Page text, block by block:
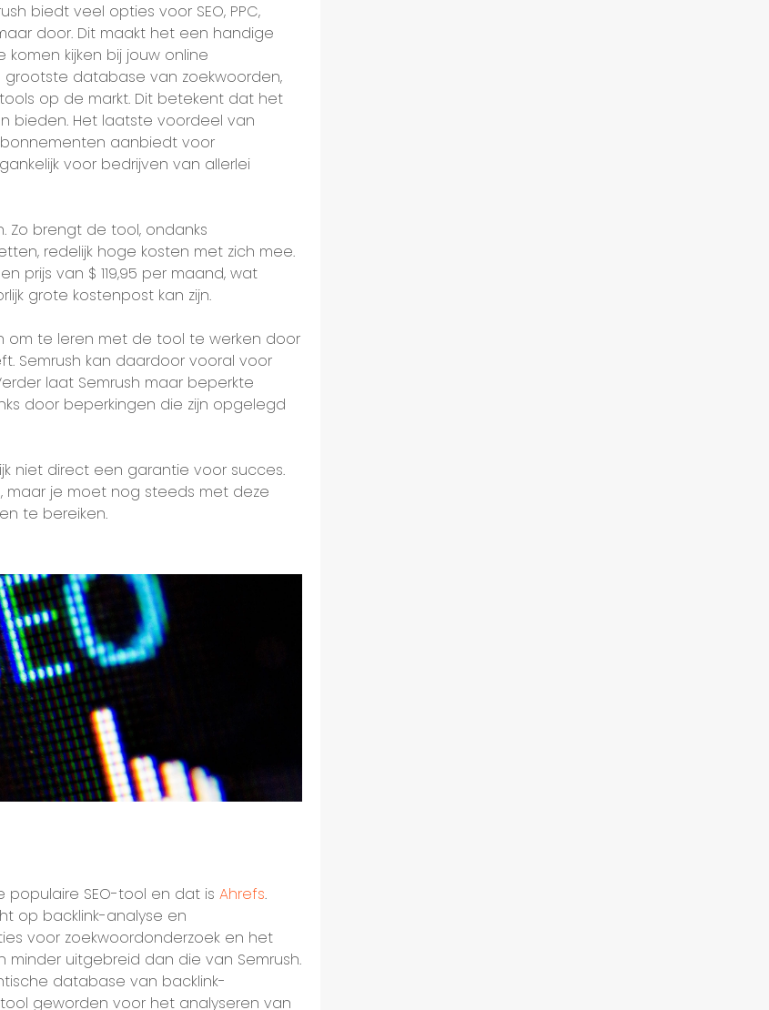
biedt veel opties voor SEO, PPC,
door. Dit maakt het een handige
kijken bij jouw online
database van zoekwoorden,
op de markt. Dit betekent dat het
bieden. Het laatste voordeel van
aanbiedt voor
voor bedrijven van allerlei
Zo brengt de tool, ondanks
redelijk hoge kosten met zich mee.
prijs van $ 119,95 per maand, wat
grote kostenpost kan zijn.
om te leren met de tool te werken door
Semrush kan daardoor vooral voor
laat Semrush maar beperkte
door beperkingen die zijn opgelegd
niet direct een garantie voor succes.
maar je moet nog steeds met deze
te bereiken.
populaire SEO-tool en dat isAhrefs.
op backlink-analyse en
voor zoekwoordonderzoek en het
minder uitgebreid dan die van Semrush.
database van backlink-
geworden voor het analyseren van